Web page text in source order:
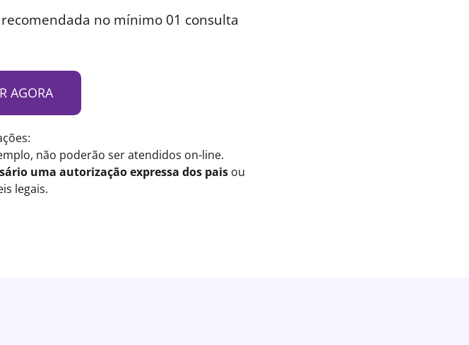
no mínimo 01 consulta
AGORA
não poderão ser atendidos on-line.
uma autorização expressa dos paisou
legais.